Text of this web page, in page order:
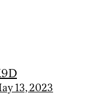
13, 2023